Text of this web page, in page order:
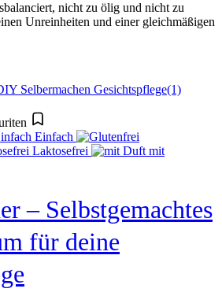
nicht zu ölig und nicht zu
Unreinheiten und einer gleichmäßigen
Einfach
Laktosefrei
mit
– Selbstgemachtes
für deine